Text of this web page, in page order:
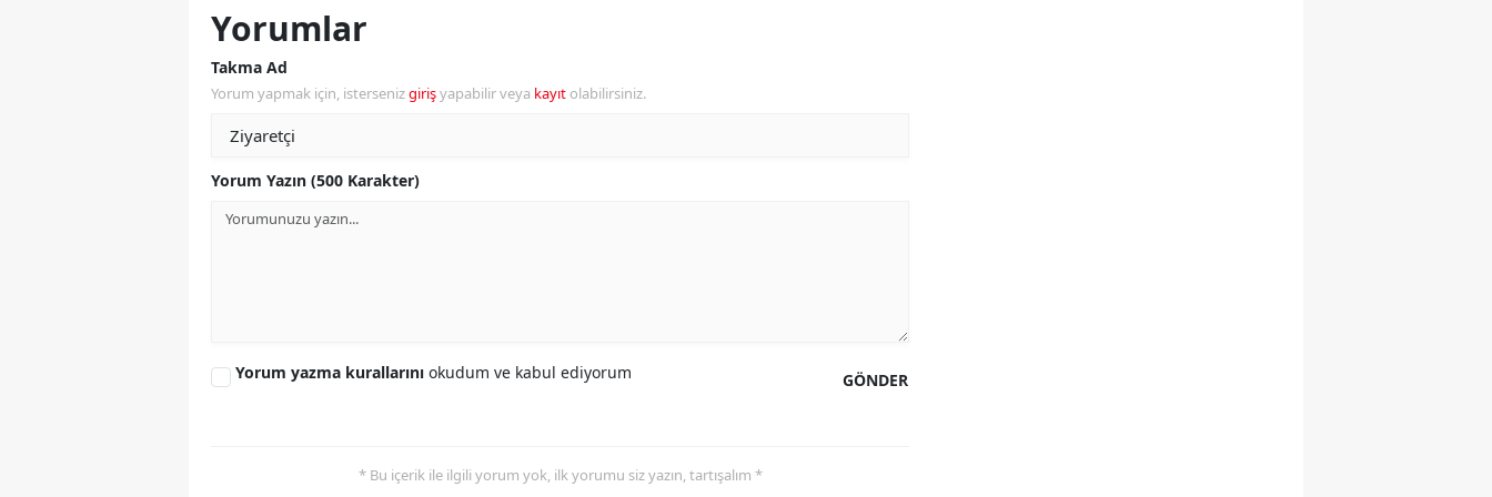
Karabük
Yorumlar
Takma Ad
Yorum yapmak için, istersenizgirişyapabilir veya kayıt olabilirsiniz.
Yorum Yazın (500 Karakter)
GÖNDER
Yorum yazma kurallarını okudum ve kabul ediyorum
* Bu içerik ile ilgili yorum yok, ilk yorumu siz yazın, tartışalım *